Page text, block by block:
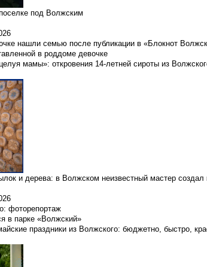
под Волжским
нашли семью после публикации в «Блокнот
в роддоме девочке
мамы»: откровения 14-летней сироты из
и дерева: в Волжском неизвестный мастер
фоторепортаж
в парке «Волжский»
праздники из Волжского: бюджетно, быстро,